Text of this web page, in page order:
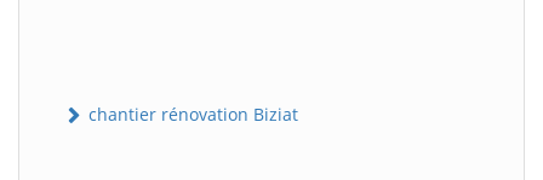
chantier rénovation Biziat